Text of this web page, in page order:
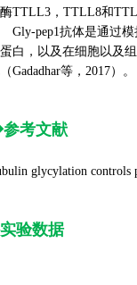
TTLL3，TTLL8和
pep1抗体是通过模
白，以及在细胞以及
Gadadhar等，2017）。
参考文献
glycylation controls
实验数据